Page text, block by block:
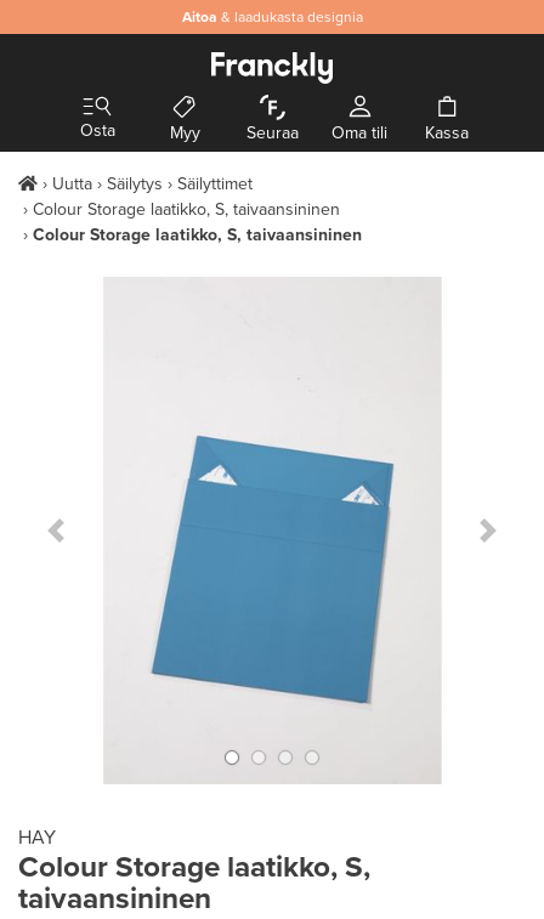
Aitoa & laadukasta designia
Osta Myy Seuraa Oma tili Kassa
Uutta Säilytys
Säilyttimet
Colour Storage laatikko, S, taivaansininen
Colour Storage laatikko, S, taivaansininen
Previous Slide Next
HAY
Colour Storage laatikko, S,
taivaansininen